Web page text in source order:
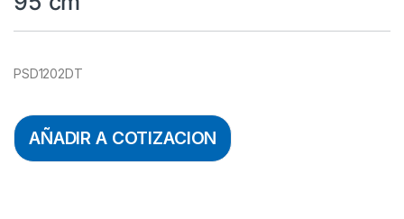
PSD1202DT
AÑADIR A COTIZACION